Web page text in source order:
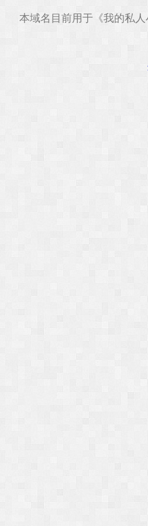
本域名目前用于《我的私